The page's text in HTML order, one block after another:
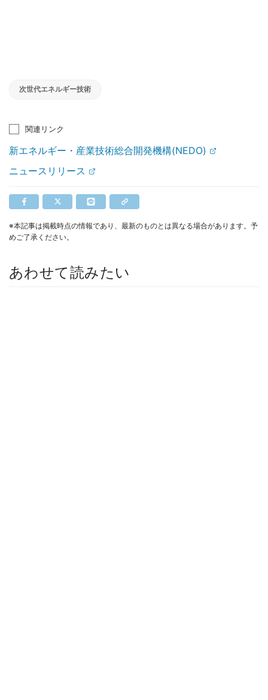
次世代エネルギー技術
関連リンク
新エネルギー・産業技術総合開発機構(NEDO)
ニュースリリース
※本記事は掲載時点の情報であり、最新のものとは異なる場合があります。予
めご了承ください。
あわせて読みたい